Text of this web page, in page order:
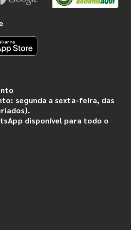
segunda a sexta-feira, das
disponível para todo o